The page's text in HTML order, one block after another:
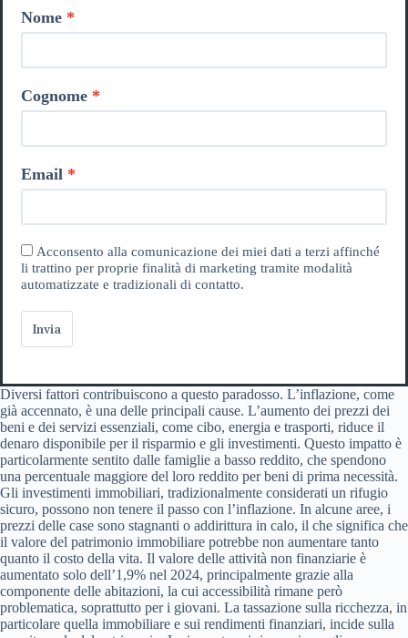
Nome
Cognome
Email
Acconsento alla comunicazione dei miei dati a terzi affinché
li trattino per proprie finalità di marketing tramite modalità
automatizzate e tradizionali di contatto.
Invia
Diversi fattori contribuiscono a questo paradosso. L’inflazione, come
già accennato, è una delle principali cause. L’aumento dei prezzi dei
beni e dei servizi essenziali, come cibo, energia e trasporti, riduce il
denaro disponibile per il risparmio e gli investimenti. Questo impatto è
particolarmente sentito dalle famiglie a basso reddito, che spendono
una percentuale maggiore del loro reddito per beni di prima necessità.
Gli investimenti immobiliari, tradizionalmente considerati un rifugio
sicuro, possono non tenere il passo con l’inflazione. In alcune aree, i
prezzi delle case sono stagnanti o addirittura in calo, il che significa che
il valore del patrimonio immobiliare potrebbe non aumentare tanto
quanto il costo della vita. Il valore delle attività non finanziarie è
aumentato solo dell’1,9% nel 2024, principalmente grazie alla
componente delle abitazioni, la cui accessibilità rimane però
problematica, soprattutto per i giovani. La tassazione sulla ricchezza, in
particolare quella immobiliare e sui rendimenti finanziari, incide sulla